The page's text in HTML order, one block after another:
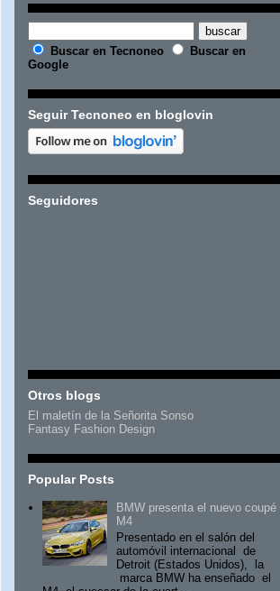
Buscar en Tecnoneo
Buscar en
Google
Seguir Tecnoneo en bloglovin
Seguidores
Otros blogs
El maletín de la Señorita Sonso
Fantasy Fashion Design
Popular Posts
BMW presenta el nuevo coupé
M4
Presentado en el salón del
automóvil internacional de
Detroit (Estados Unidos), la
marca BMW ha enseñado el